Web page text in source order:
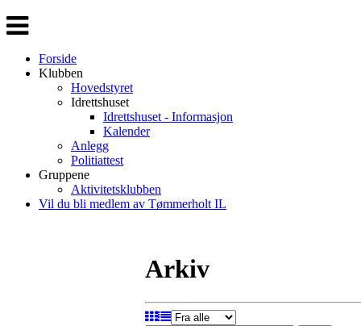
Veksle
navigasjon
Forside
Klubben
Hovedstyret
Idrettshuset
Idrettshuset - Informasjon
Kalender
Anlegg
Politiattest
Gruppene
Aktivitetsklubben
Vil du bli medlem av Tømmerholt IL
Arkiv